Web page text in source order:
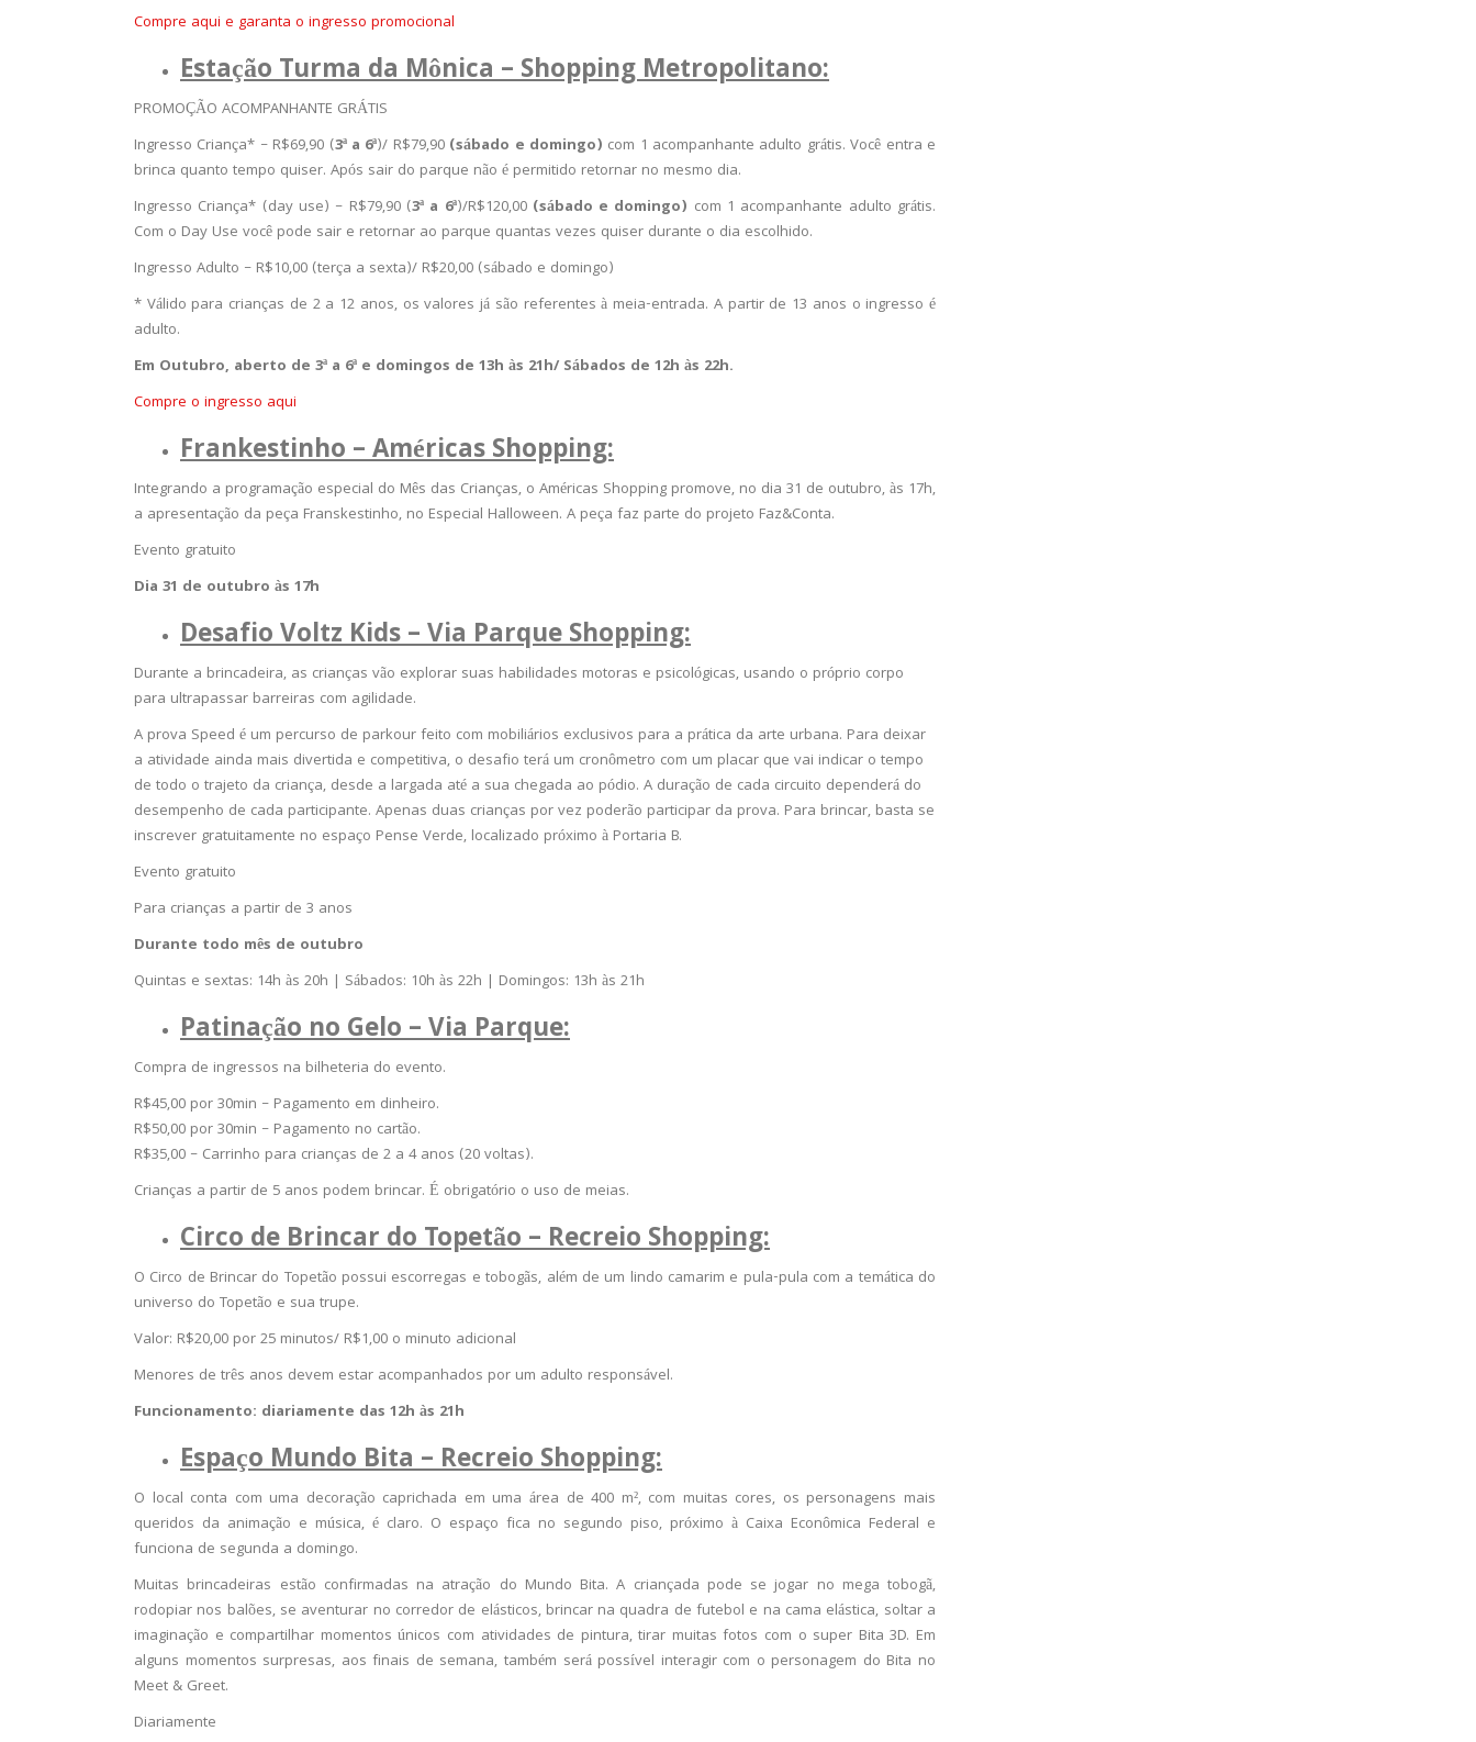
Compre aqui e garanta o ingresso promocional
Estação Turma da Mônica – Shopping Metropolitano:
PROMOÇÃO ACOMPANHANTE GRÁTIS
Ingresso Criança* – R$69,90 (3ª a 6ª)/ R$79,90(sábado e domingo) com 1 acompanhante adulto grátis. Você entra e
brinca quanto tempo quiser. Após sair do parque não é permitido retornar no mesmo dia.
Ingresso Criança* (day use) – R$79,90 (3ª a 6ª)/R$120,00 (sábado e domingo) com 1 acompanhante adulto grátis.
Com o Day Use você pode sair e retornar ao parque quantas vezes quiser durante o dia escolhido.
Ingresso Adulto – R$10,00 (terça a sexta)/ R$20,00 (sábado e domingo)
* Válido para crianças de 2 a 12 anos, os valores já são referentes à meia-entrada. A partir de 13 anos o ingresso é
adulto.
Em Outubro, aberto de 3ª a 6ª e domingos de 13h às 21h/ Sábados de 12h às 22h.
Compre o ingresso aqui
Frankestinho – Américas Shopping:
Integrando a programação especial do Mês das Crianças, o Américas Shopping promove, no dia 31 de outubro, às 17h,
a apresentação da peça Franskestinho, no Especial Halloween. A peça faz parte do projeto Faz&Conta.
Evento gratuito
Dia 31 de outubro às 17h
Desafio Voltz Kids – Via Parque Shopping:
Durante a brincadeira, as crianças vão explorar suas habilidades motoras e psicológicas, usando o próprio corpo
para ultrapassar barreiras com agilidade.
A prova Speed é um percurso de parkourfeito com mobiliários exclusivos para a prática da arte urbana. Para deixar
a atividade ainda mais divertida e competitiva, o desafio terá um cronômetro com um placar que vai indicar o tempo
de todo o trajeto da criança, desde a largada até a sua chegada ao pódio. A duração de cada circuito dependerá do
desempenho de cada participante. Apenas duas crianças por vez poderão participar da prova. Para brincar, basta se
inscrever gratuitamente no espaço Pense Verde, localizado próximo à Portaria B.
Evento gratuito
Para crianças a partir de 3 anos
Durante todo mês de outubro
Quintas e sextas: 14h às 20h | Sábados: 10h às 22h | Domingos: 13h às 21h
Patinação no Gelo – Via Parque:
Compra de ingressos na bilheteria do evento.
R$45,00 por 30min – Pagamento em dinheiro.
R$50,00 por 30min – Pagamento no cartão.
R$35,00 – Carrinho para crianças de 2 a 4 anos (20 voltas).
Crianças a partir de 5 anos podem brincar. É obrigatório o uso de meias.
Circo de Brincar do Topetão – Recreio Shopping:
O Circo de Brincar do Topetão possui escorregas e tobogãs, além de um lindo camarim e pula-pula com a temática do
universo do Topetão e sua trupe.
Valor: R$20,00 por 25 minutos/ R$1,00 o minuto adicional
Menores de três anos devem estar acompanhados por um adulto responsável.
Funcionamento: diariamente das 12h às 21h
Espaço Mundo Bita – Recreio Shopping:
O local conta com uma decoração caprichada em uma área de 400 m², com muitas cores, os personagens mais
queridos da animação e música, é claro. O espaço fica no segundo piso, próximo à Caixa Econômica Federal e
funciona de segunda a domingo.
Muitas brincadeiras estão confirmadas na atração do Mundo Bita. A criançada pode se jogar no mega tobogã,
rodopiar nos balões, se aventurar no corredor de elásticos, brincar na quadra de futebol e na cama elástica, soltar a
imaginação e compartilhar momentos únicos com atividades de pintura, tirar muitas fotos com o super Bita 3D. Em
alguns momentos surpresas, aos finais de semana, também será possível interagir com o personagem do Bita no
Meet & Greet.
Diariamente